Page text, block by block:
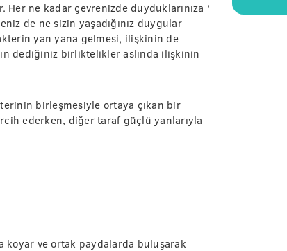
ne kadar çevrenizde duyduklarınıza ‘
de ne sizin yaşadığınız duygular
yan yana gelmesi, ilişkinin de
dediğiniz birliktelikler aslında ilişkinin
birleşmesiyle ortaya çıkan bir
ederken, diğer taraf güçlü yanlarıyla
ve ortak paydalarda buluşarak